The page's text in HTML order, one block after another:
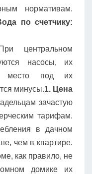
нормативам.
по счетчику:
центральном
насосы, их
место под их
минусы.1. Цена
зачастую
тарифам.
в дачном
чем в квартире.
как правило, не
домике их